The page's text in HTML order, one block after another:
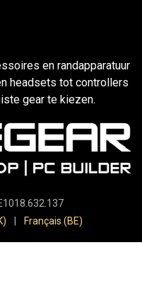
en randapparatuur
headsets tot controllers
gear te kiezen.
Français (BE)